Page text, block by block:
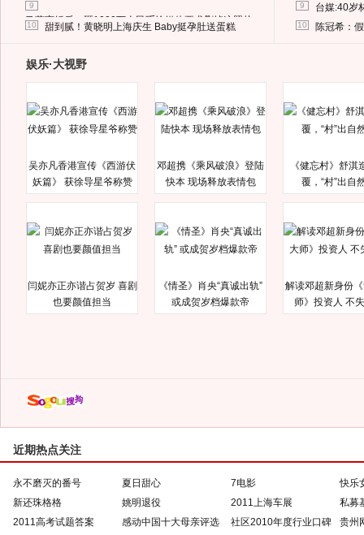
9
马蓉离婚后，砸1000万人民币给媒体要求删掉这照片
10 甜到腻！黄晓明上海庆生 Baby挺孕肚送蛋糕
9 台媒:40岁
10 陈冠希：
娱乐·大视野
吴亦凡香港宣传《西游伏
妖篇》 获徐导星爷称赞
邓超携《乘风破浪》登陆
快本 现场释放表情包
《健忘村》舒淇
覆，“村”出自
闫妮亦正亦谐占贺岁 喜剧
也要颜值担当
《情圣》肖央“真诚出轨”
或成贺岁档爆款帝
解读邓超新身份
师》投资人 不
近期热点关注
永不磨灭的番号 夏日甜心 7电影
快乐
新还珠格格
姚明退役 2011上海车展
私募
2011高考试题答案
感动中国十大母亲评选
社区2010年度行业口碑
贵州